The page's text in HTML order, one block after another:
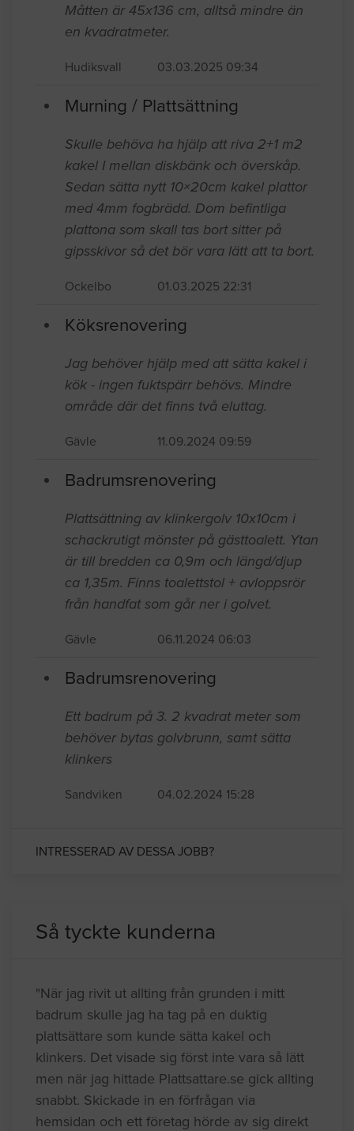
Måtten är 45x136 cm, alltså mindre än
en kvadratmeter.
Hudiksvall 03.03.2025 09:34
Murning / Plattsättning
Skulle behöva ha hjälp att riva 2+1 m2
kakel I mellan diskbänk och överskåp.
Sedan sätta nytt 10×20cm kakel plattor
med 4mm fogbrädd. Dom befintliga
plattona som skall tas bort sitter på
gipsskivor så det bör vara lätt att ta bort.
Ockelbo 01.03.2025 22:31
Köksrenovering
Jag behöver hjälp med att sätta kakel i
kök - ingen fuktspärr behövs. Mindre
område där det finns två eluttag.
Gävle 11.09.2024 09:59
Badrumsrenovering
Plattsättning av klinkergolv 10x10cm i
schackrutigt mönster på gästtoalett. Ytan
är till bredden ca 0,9m och längd/djup
ca 1,35m. Finns toalettstol + avloppsrör
från handfat som går ner i golvet.
Gävle 06.11.2024 06:03
Badrumsrenovering
Ett badrum på 3. 2 kvadrat meter som
behöver bytas golvbrunn, samt sätta
klinkers
Sandviken 04.02.2024 15:28
INTRESSERAD AV DESSA JOBB?
Så tyckte kunderna
"När jag rivit ut allting från grunden i mitt
badrum skulle jag ha tag på en duktig
plattsättare som kunde sätta kakel och
klinkers. Det visade sig först inte vara så lätt
men när jag hittade Plattsattare.se gick allting
snabbt. Skickade in en förfrågan via
hemsidan och ett företag hörde av sig direkt